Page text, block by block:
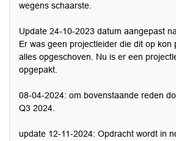
wegens schaarste.
Update 24-10-2023 datum aangepast
Er was geen projectleider die dit op kon
alles opgeschoven. Nu is er een
opgepakt.
08-04-2024: om bovenstaande reden
Q3 2024.
update 12-11-2024: Opdracht wordt in